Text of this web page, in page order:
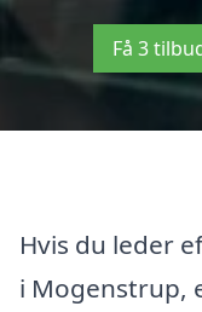
Få 3
Hvis du leder
i Mogenstrup,